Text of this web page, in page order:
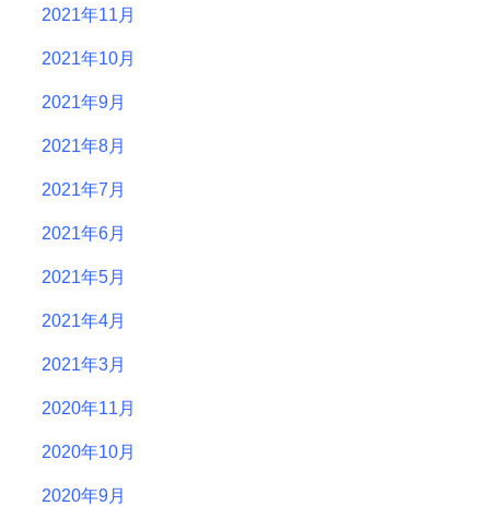
2021年11月
2021年10月
2021年9月
2021年8月
2021年7月
2021年6月
2021年5月
2021年4月
2021年3月
2020年11月
2020年10月
2020年9月